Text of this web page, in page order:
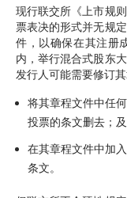
现行联交所《上市规
票表决的形式并无规
件，以确保在其注册
内，举行混合式股东
发行人可能需要修订
将其章程文件中任
投票的条文删去；
在其章程文件中加
条文。